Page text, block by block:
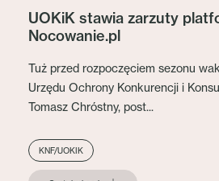
UOKiK stawia zarzuty
Nocowanie.pl
Tuż przed rozpoczęciem sezonu
Urzędu Ochrony Konkurencji i
Tomasz Chróstny, post...
KNF/UOKIK